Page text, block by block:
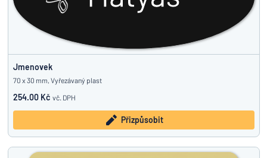
Jmenovek
70 x 30 mm, Vyřezávaný plast
254.00 Kč vč. DPH
Přizpůsobit